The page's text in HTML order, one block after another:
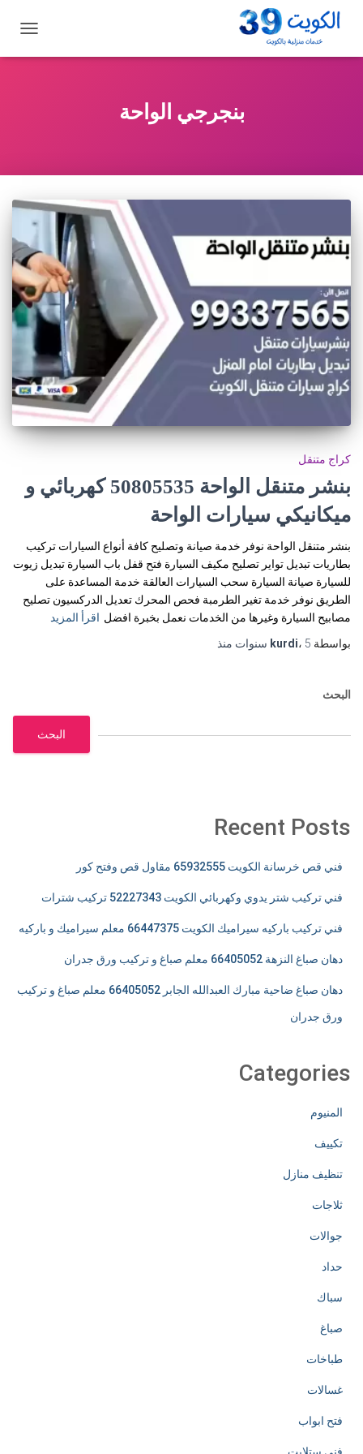
التنقل
بنجرجي الواحة
كراج متنقل
بنشر متنقل الواحة 50805535‬ كهربائي و
ميكانيكي سيارات الواحة
بنشر متنقل الواحة نوفر خدمة صيانة وتصليح كافة أنواع السيارات تركيب
بطاريات تبديل تواير تصليح مكيف السيارة فتح قفل باب السيارة تبديل زيوت
للسيارة صيانة السيارة سحب السيارات العالقة خدمة المساعدة على
الطريق نوفر خدمة تغير الطرمبة فحص المحرك تعديل الدركسيون تصليح
مصابيح السيارة وغيرها من الخدمات نعمل بخبرة افضل اقرأ المزيد
بواسطة
kurdi، 5 سنوات منذ
البحث
البحث
Recent Posts
فني قص خرسانة الكويت 65932555 مقاول قص وفتح كور
فني تركيب شتر يدوي وكهربائي الكويت 52227343 تركيب شترات
فني تركيب باركيه سيراميك الكويت 66447375 معلم سيراميك و باركيه
دهان صباغ النزهة 66405052 معلم صباغ و تركيب ورق جدران
دهان صباغ ضاحية مبارك العبدالله الجابر 66405052 معلم صباغ و تركيب
ورق جدران
Categories
المنيوم
تكييف
تنظيف منازل
ثلاجات
جوالات
حداد
سباك
صباغ
طباخات
غسالات
فتح ابواب
فني ستلايت